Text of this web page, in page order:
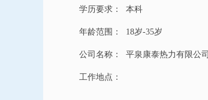
学历要求： 本科
年龄范围： 18岁-35岁
公司名称： 平泉康泰热力有限公司
工作地点：